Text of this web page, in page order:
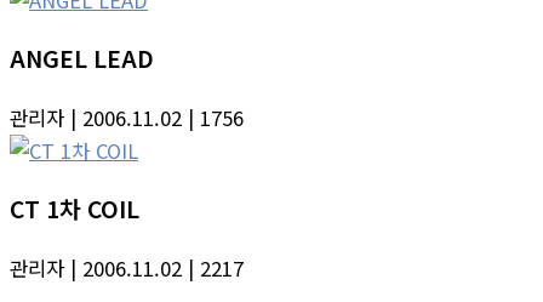
ANGEL LEAD
관리자 | 2006.11.02 | 1756
CT 1차 COIL
관리자 | 2006.11.02 | 2217